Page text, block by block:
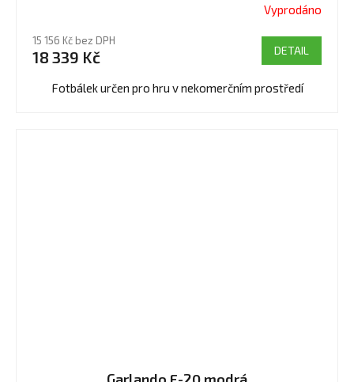
produktu
je
Vyprodáno
15 156 Kč bez DPH
18 339 Kč DETAIL
Fotbálek určen pro hru v nekomerčním prostředí